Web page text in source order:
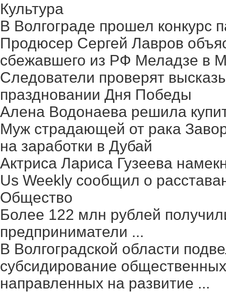
Культура
В Волгограде прошел конкурс
Продюсер Сергей Лавров
сбежавшего из РФ Меладзе в
Следователи проверят
праздновании Дня Победы
Алена Водонаева решила
Муж страдающей от рака
на заработки в Дубай
Актриса Лариса Гузеева
Us Weekly сообщил о
Общество
Более 122 млн рублей
предприниматели ...
В Волгоградской области
субсидирование
направленных на развитие ...